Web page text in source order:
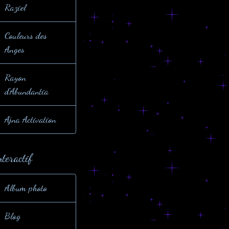
Raziel
Couleurs des
Anges
Rayon
d'Abundantia
Ajna Activation
Album photo
Blog